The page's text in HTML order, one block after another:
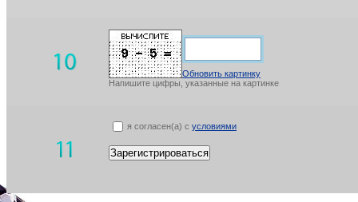
Обновить картинку
Напишите цифры, указанные на картинке
я согласен(а) с условиями
Зарегистрироваться